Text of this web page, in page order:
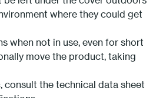
where they could get
when not in use, even for short
move the product, taking
consult the technical data sheet